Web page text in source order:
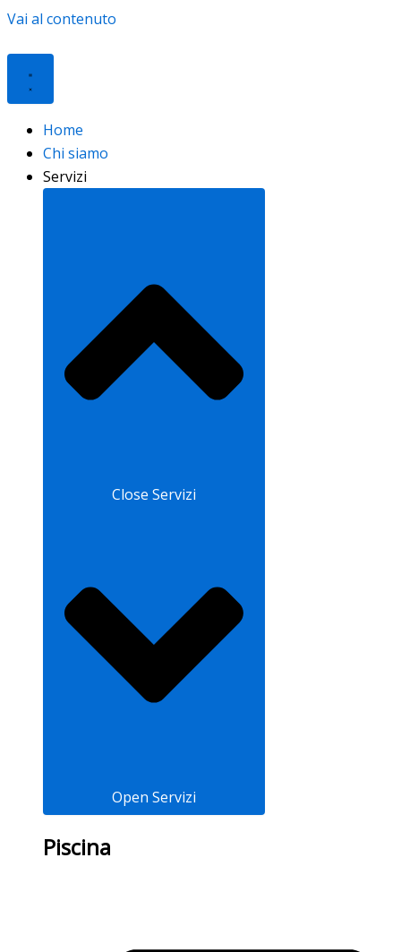
Vai al contenuto
Home
Chi siamo
Servizi
Close Servizi
Open Servizi
Piscina